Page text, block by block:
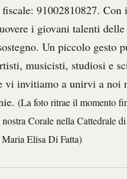
91002810827.
i giovani talenti
Un piccolo gesto
musicisti, studiosi e
vi invitiamo a unirvi a noi
(La foto ritrae il momento
Corale nella Cattedrale
Elisa Di Fatta)